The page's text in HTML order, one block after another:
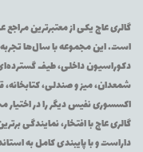
گالری عاج یکی از معتبرترین
است. این مجموعه با سال‌ها
دکوراسیون داخلی، طیف گسترده‌ای
شمعدان، میز و صندلی، کتابخانه،
اکسسوری نفیس دیگر را در اختیار
گالری عاج با افتخار، نمایندگی
داراست و با پایبندی کامل به